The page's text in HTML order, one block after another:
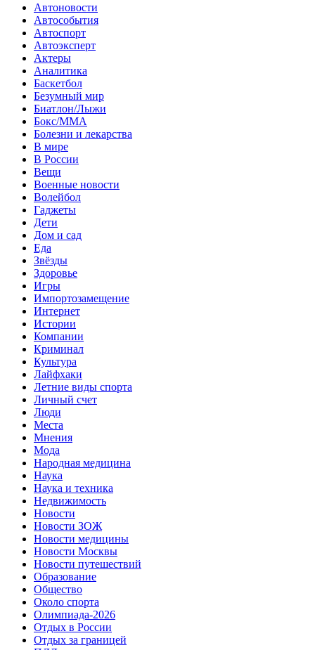
Автоновости
Автособытия
Автоспорт
Автоэксперт
Актеры
Аналитика
Баскетбол
Безумный мир
Биатлон/Лыжи
Бокс/MMA
Болезни и лекарства
В мире
В России
Вещи
Военные новости
Волейбол
Гаджеты
Дети
Дом и сад
Еда
Звёзды
Здоровье
Игры
Импортозамещение
Интернет
Истории
Компании
Криминал
Культура
Лайфхаки
Летние виды спорта
Личный счет
Люди
Места
Мнения
Мода
Народная медицина
Наука
Наука и техника
Недвижимость
Новости
Новости ЗОЖ
Новости медицины
Новости Москвы
Новости путешествий
Образование
Общество
Около спорта
Олимпиада-2026
Отдых в России
Отдых за границей